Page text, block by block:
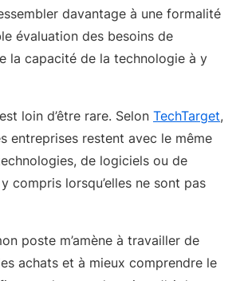
davantage à une formalité
évaluation des besoins de
la capacité de la technologie à y
loin d’être rare. Selon TechTarget,
entreprises restent avec le même
de logiciels ou de
compris lorsqu’elles ne sont pas
poste m’amène à travailler de
achats et à mieux comprendre le